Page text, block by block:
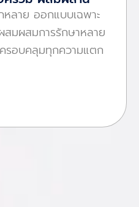
หลาย ออกแบบเฉพาะ
มผสมการรักษาหลาย
รอบคลุมทุกความแตก